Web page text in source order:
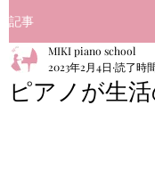
記事
ピアノが生
MIKI piano school
2023年2月4日 読了時